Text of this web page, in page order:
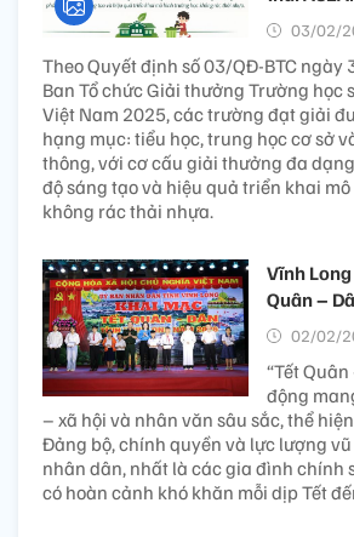
03/02/
Theo Quyết định số 03/QĐ-BTC
Ban Tổ chức Giải thưởng Trường học
Việt Nam 2025, các trường đạt giải
hạng mục: tiểu học, trung học cơ sở
thông, với cơ cấu giải thưởng đa
độ sáng tạo và hiệu quả triển khai
không rác thải nhựa.
Vĩnh
Quân –
02/02/
“Tết
động
– xã hội và nhân văn sâu sắc, thể
Đảng bộ, chính quyền và lực lượng
nhân dân, nhất là các gia đình chính
có hoàn cảnh khó khăn mỗi dịp Tết